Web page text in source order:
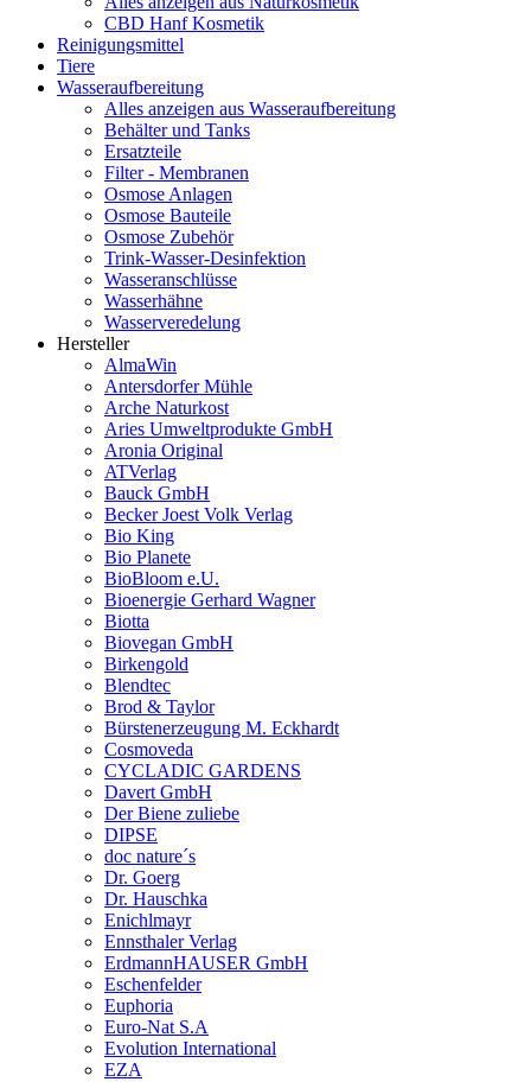
CBD Hanf Kosmetik
Reinigungsmittel
Tiere
Wasseraufbereitung
Alles anzeigen aus Wasseraufbereitung
Behälter und Tanks
Ersatzteile
Filter - Membranen
Osmose Anlagen
Osmose Bauteile
Osmose Zubehör
Trink-Wasser-Desinfektion
Wasseranschlüsse
Wasserhähne
Wasserveredelung
Hersteller
AlmaWin
Antersdorfer Mühle
Arche Naturkost
Aries Umweltprodukte GmbH
Aronia Original
ATVerlag
Bauck GmbH
Becker Joest Volk Verlag
Bio King
Bio Planete
BioBloom e.U.
Bioenergie Gerhard Wagner
Biotta
Biovegan GmbH
Birkengold
Blendtec
Brod & Taylor
Bürstenerzeugung M. Eckhardt
Cosmoveda
CYCLADIC GARDENS
Davert GmbH
Der Biene zuliebe
DIPSE
doc nature´s
Dr. Goerg
Dr. Hauschka
Enichlmayr
Ennsthaler Verlag
ErdmannHAUSER GmbH
Eschenfelder
Euphoria
Euro-Nat S.A
Evolution International
EZA